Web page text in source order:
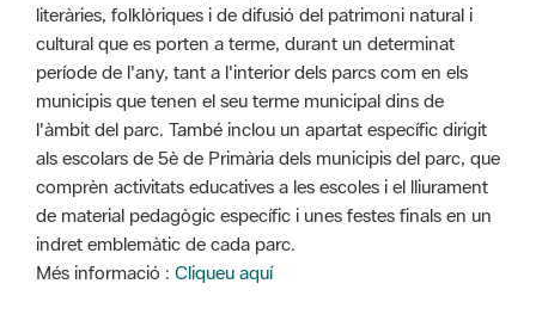
literàries, folklòriques i de difusió del patrimoni natural i
cultural que es porten a terme, durant un determinat
període de l'any, tant a l'interior dels parcs com en els
municipis que tenen el seu terme municipal dins de
l'àmbit del parc. També inclou un apartat específic dirigit
als escolars de 5è de Primària dels municipis del parc, que
comprèn activitats educatives a les escoles i el lliurament
de material pedagògic específic i unes festes finals en un
indret emblemàtic de cada parc.
Més informació : Cliqueu aquí